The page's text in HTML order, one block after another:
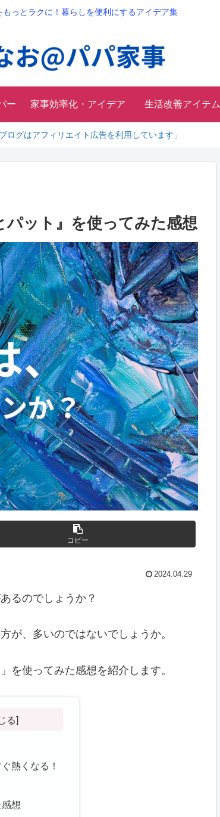
もっとラクに！暮らしを便利にするアイデア集
ー 家事効率化・アイデア 生活改善アイテム
ブログはアフィリエイト広告を利用しています」
ット』を使ってみた感想
コピー
2024.04.29
るのでしょうか？
が、多いのではないでしょうか。
を使ってみた感想を紹介します。
熱くなる！
想